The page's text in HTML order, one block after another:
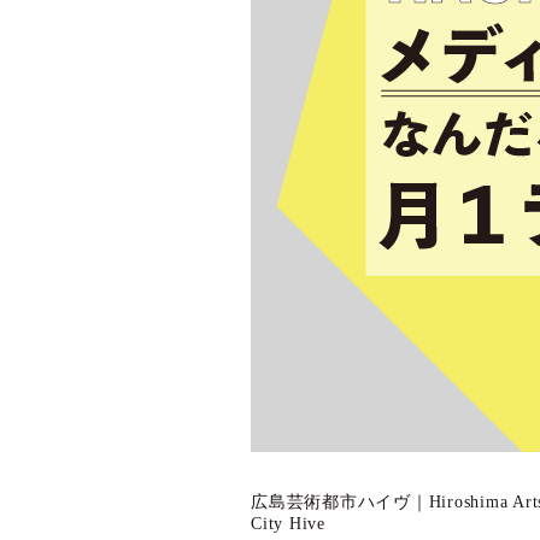
広島芸術都市ハイヴ｜Hiroshima
City Hive